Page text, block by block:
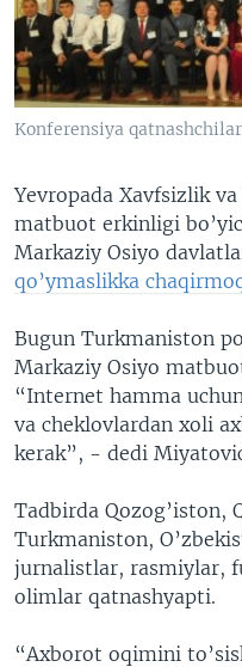
VIDEO
XABARLAR SURATLARDA
ODNOKLASSNIKI
TELEGRAM
TWITTER
Konferensiya
Yevropada Xavfsizlik
matbuot erkinligi
Markaziy Osiyo
qo’ymaslikka
Bugun Turkmaniston
Markaziy Osiyo
“Internet hamma
va cheklovlardan xoli
kerak”, - dedi
Tadbirda Qozog’iston,
Turkmaniston,
jurnalistlar, rasmiylar,
olimlar qatnashyapti.
“Axborot oqimini